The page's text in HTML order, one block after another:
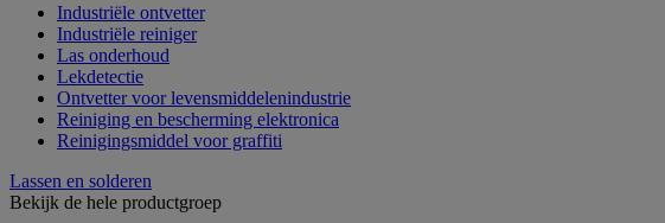
Industriële ontvetter
Industriële reiniger
Las onderhoud
Lekdetectie
Ontvetter voor levensmiddelenindustrie
Reiniging en bescherming elektronica
Reinigingsmiddel voor graffiti
Lassen en solderen
Bekijk de hele productgroep